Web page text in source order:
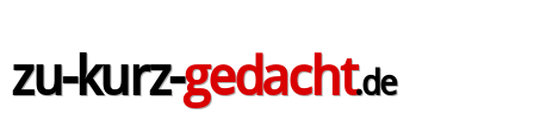
zu-kurz-gedacht.de